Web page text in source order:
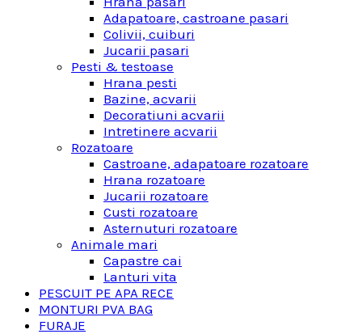
Adapatoare, castroane pasari
Colivii, cuiburi
Jucarii pasari
Pesti & testoase
Hrana pesti
Bazine, acvarii
Decoratiuni acvarii
Intretinere acvarii
Rozatoare
Castroane, adapatoare rozatoare
Hrana rozatoare
Jucarii rozatoare
Custi rozatoare
Asternuturi rozatoare
Animale mari
Capastre cai
Lanturi vita
PESCUIT PE APA RECE
MONTURI PVA BAG
FURAJE